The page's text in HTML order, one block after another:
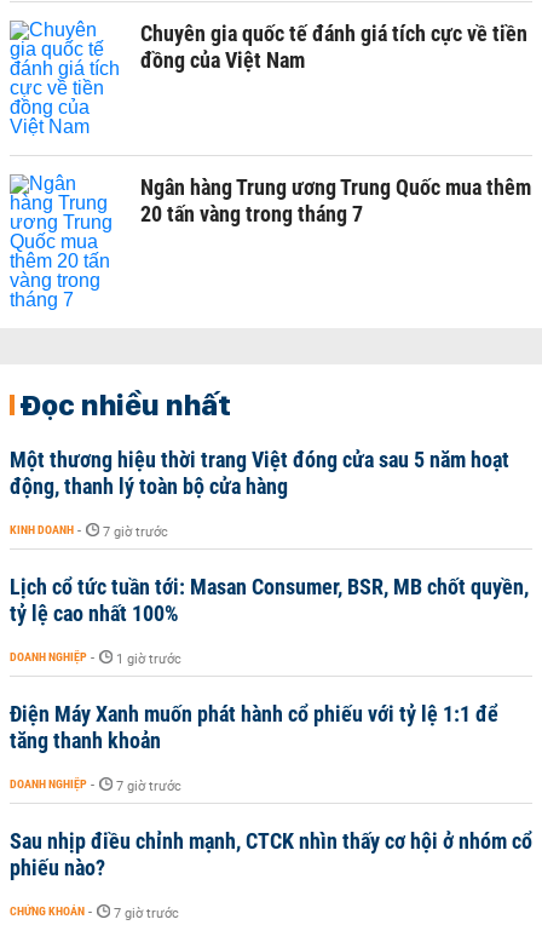
Chuyên gia quốc tế đánh giá tích cực về tiền
đồng của Việt Nam
Ngân hàng Trung ương Trung Quốc mua thêm
20 tấn vàng trong tháng 7
Đọc nhiều nhất
Một thương hiệu thời trang Việt đóng cửa sau 5 năm hoạt
động, thanh lý toàn bộ cửa hàng
KINH DOANH - 7 giờ trước
Lịch cổ tức tuần tới: Masan Consumer, BSR, MB chốt quyền,
tỷ lệ cao nhất 100%
DOANH NGHIỆP - 1 giờ trước
Điện Máy Xanh muốn phát hành cổ phiếu với tỷ lệ 1:1 để
tăng thanh khoản
DOANH NGHIỆP - 7 giờ trước
Sau nhịp điều chỉnh mạnh, CTCK nhìn thấy cơ hội ở nhóm cổ
phiếu nào?
CHỨNG KHOÁN - 7 giờ trước